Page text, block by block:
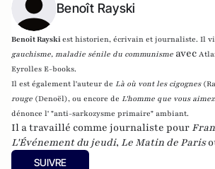
Benoît Rayski
Benoît Rayskiest historien, écrivain et journaliste. Il
gauchisme, maladie sénile du communisme avec
Eyrolles E-books.
Il est également l'auteur de Là où vont les cigognes
rouge (Denoël), ou encore de L'homme que vous
dénonce l' "anti-sarkozysme primaire" ambiant.
Il a travaillé comme journaliste pour
L'Événement du jeudi, Le Matin de Paris
SUIVRE